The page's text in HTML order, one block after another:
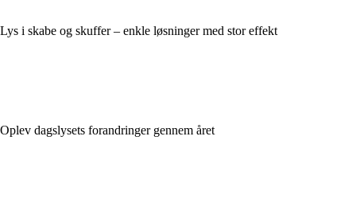
Lys i skabe og skuffer – enkle løsninger med stor effekt
Oplev dagslysets forandringer gennem året